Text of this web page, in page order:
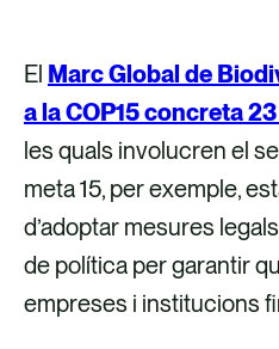
El Marc Global de
a la COP15 concreta
les quals involucren el
meta 15, per exemple,
d’adoptar mesures
de política per garantir
empreses i institucions